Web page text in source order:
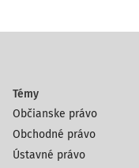
Témy
Občianske právo
Obchodné právo
Ústavné právo